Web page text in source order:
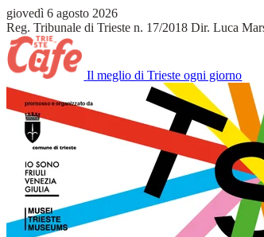
giovedì 6 agosto 2026
Reg. Tribunale di Trieste n. 17/2018 Dir. Luca
Il meglio di Trieste ogni giorno